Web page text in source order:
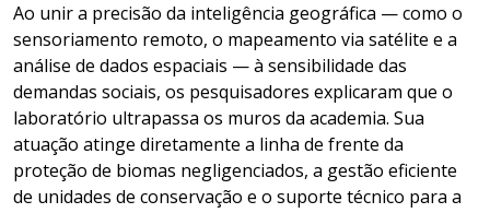
Ao unir a precisão da inteligência geográfica — como o
sensoriamento remoto, o mapeamento via satélite e a
análise de dados espaciais — à sensibilidade das
demandas sociais, os pesquisadores explicaram que o
laboratório ultrapassa os muros da academia. Sua
atuação atinge diretamente a linha de frente da
proteção de biomas negligenciados, a gestão eficiente
de unidades de conservação e o suporte técnico para a